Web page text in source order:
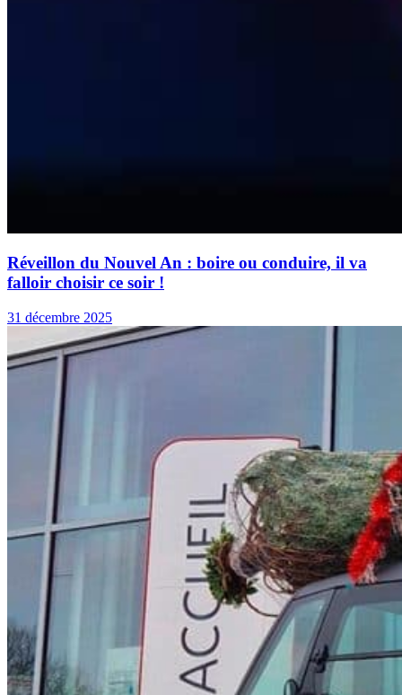
Réveillon du Nouvel An : boire ou conduire, il va
falloir choisir ce soir !
31 décembre 2025